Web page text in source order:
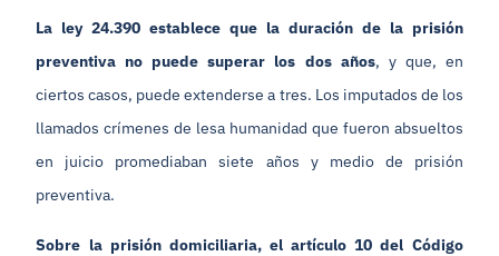
La ley 24.390 establece que la duración de la prisión
preventiva no puede superar los dos años, y que, en
ciertos casos, puede extenderse a tres. Los imputados de los
llamados crímenes de lesa humanidad que fueron absueltos
en juicio promediaban siete años y medio de prisión
preventiva.
Sobre la prisión domiciliaria, el artículo 10 del Código